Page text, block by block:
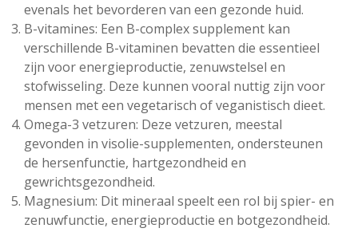
evenals het bevorderen van een gezonde huid.
B-vitamines: Een B-complex supplement kan
verschillende B-vitaminen bevatten die essentieel
zijn voor energieproductie, zenuwstelsel en
stofwisseling. Deze kunnen vooral nuttig zijn voor
mensen met een vegetarisch of veganistisch dieet.
Omega-3 vetzuren: Deze vetzuren, meestal
gevonden in visolie-supplementen, ondersteunen
de hersenfunctie, hartgezondheid en
gewrichtsgezondheid.
Magnesium: Dit mineraal speelt een rol bij spier- en
zenuwfunctie, energieproductie en botgezondheid.